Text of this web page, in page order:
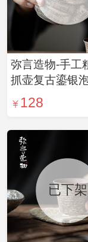
弥言造物-手工
抓壶复古鎏银
过滤日式单壶
泡茶器
128
已下架